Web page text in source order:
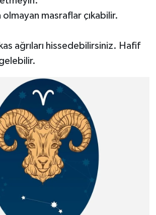
masraflar çıkabilir.
ağrıları hissedebilirsiniz. Hafif